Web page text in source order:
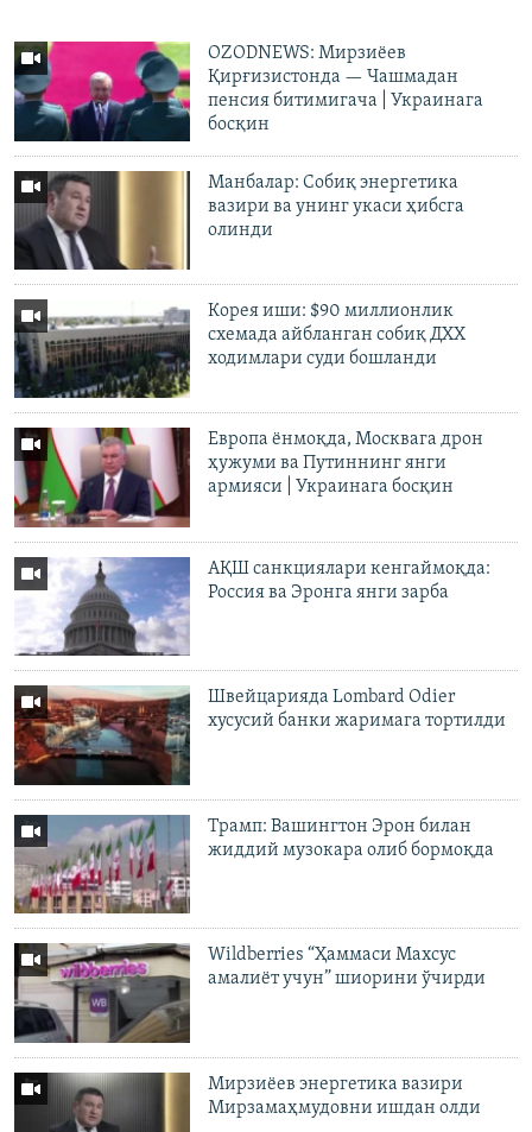
OZODNEWS: Мирзиёев
Қирғизистонда — Чашмадан
пенсия битимигача | Украинага
босқин
Манбалар: Собиқ энергетика
вазири ва унинг укаси ҳибсга
олинди
Корея иши: $90 миллионлик
схемада айбланган собиқ ДХХ
ходимлари суди бошланди
Европа ёнмоқда, Москвага дрон
ҳужуми ва Путиннинг янги
армияси | Украинага босқин
АҚШ санкциялари кенгаймоқда:
Россия ва Эронга янги зарба
Швейцарияда Lombard Odier
хусусий банки жаримага тортилди
Трамп: Вашингтон Эрон билан
жиддий музокара олиб бормоқда
Wildberries “Ҳаммаси Махсус
амалиёт учун” шиорини ўчирди
Мирзиёев энергетика вазири
Мирзамаҳмудовни ишдан олди